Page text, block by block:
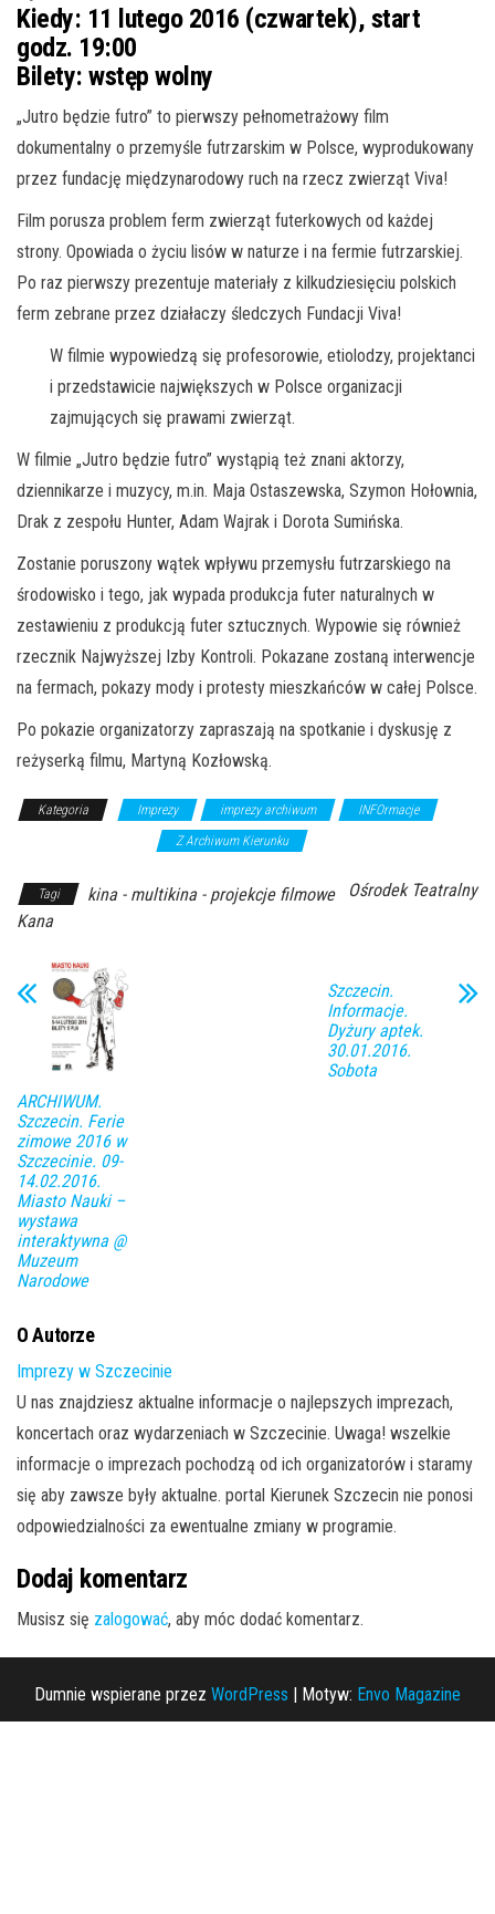
Kiedy: 11 lutego 2016 (czwartek), start
godz. 19:00
Bilety: wstęp wolny
„Jutro będzie futro” to pierwszy pełnometrażowy film
dokumentalny o przemyśle futrzarskim w Polsce, wyprodukowany
przez fundację międzynarodowy ruch na rzecz zwierząt Viva!
Film porusza problem ferm zwierząt futerkowych od każdej
strony. Opowiada o życiu lisów w naturze i na fermie futrzarskiej.
Po raz pierwszy prezentuje materiały z kilkudziesięciu polskich
ferm zebrane przez działaczy śledczych Fundacji Viva!
W filmie wypowiedzą się profesorowie, etiolodzy, projektanci
i przedstawicie największych w Polsce organizacji
zajmujących się prawami zwierząt.
W filmie „Jutro będzie futro” wystąpią też znani aktorzy,
dziennikarze i muzycy, m.in. Maja Ostaszewska, Szymon Hołownia,
Drak z zespołu Hunter, Adam Wajrak i Dorota Sumińska.
Zostanie poruszony wątek wpływu przemysłu futrzarskiego na
środowisko i tego, jak wypada produkcja futer naturalnych w
zestawieniu z produkcją futer sztucznych. Wypowie się również
rzecznik Najwyższej Izby Kontroli. Pokazane zostaną interwencje
na fermach, pokazy mody i protesty mieszkańców w całej Polsce.
Po pokazie organizatorzy zapraszają na spotkanie i dyskusję z
reżyserką filmu, Martyną Kozłowską.
Kategoria Imprezy imprezy archiwum
INFOrmacje
Z Archiwum Kierunku
Tagi kina - multikina - projekcje filmowe
Ośrodek Teatralny
Kana
ARCHIWUM.
Szczecin. Ferie
zimowe 2016 w
Szczecinie. 09-
14.02.2016.
Miasto Nauki –
wystawa
interaktywna @
Muzeum
Narodowe
Szczecin.
Informacje.
Dyżury aptek.
30.01.2016.
Sobota
O Autorze
Imprezy w Szczecinie
U nas znajdziesz aktualne informacje o najlepszych imprezach,
koncertach oraz wydarzeniach w Szczecinie. Uwaga! wszelkie
informacje o imprezach pochodzą od ich organizatorów i staramy
się aby zawsze były aktualne. portal Kierunek Szczecin nie ponosi
odpowiedzialności za ewentualne zmiany w programie.
Dodaj komentarz
Musisz się zalogować, aby móc dodać komentarz.
Dumnie wspierane przez WordPress | Motyw: Envo Magazine